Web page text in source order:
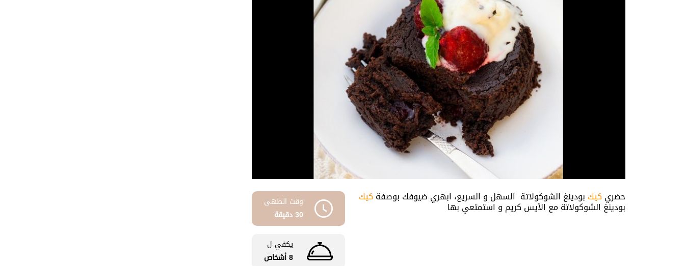
حضري كيك بودينغ الشوكولاتة السهل و السريع، ابهري ضيوفك بوصفة كيك
بودينغ الشوكولاتة مع الأيس كريم و استمتعي بها
وقت الطهى
30 دقيقة
يكفي ل
8 أشخاص